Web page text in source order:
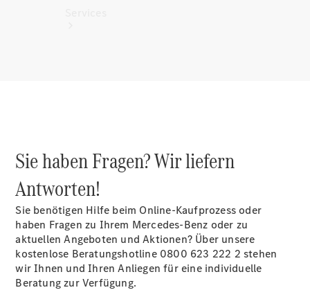
Ladelösungen
Servicetermin
vereinbaren
Service &
Reparatur
Pannen- &
Schadenhilfe
Sie haben Fragen? Wir liefern
Antworten!
Sie benötigen Hilfe beim Online-Kaufprozess oder
haben Fragen zu Ihrem Mercedes-Benz oder zu
aktuellen Angeboten und Aktionen? Über unsere
kostenlose Beratungshotline 0800 623 222 2 stehen
wir Ihnen und Ihren Anliegen für eine individuelle
Beratung zur Verfügung.